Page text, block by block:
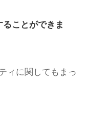
ることができま
ィに関してもまっ